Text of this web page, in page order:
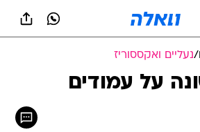
/נעליים ואקססוריז
על עמודים